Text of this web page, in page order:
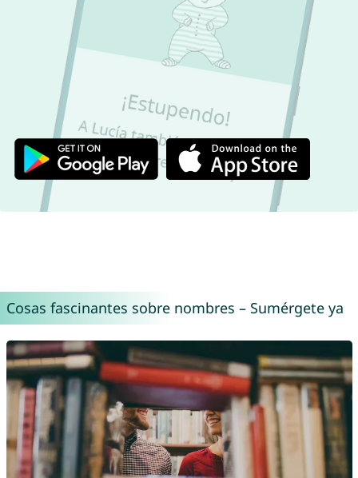
Cosas fascinantes sobre nombres – Sumérgete ya